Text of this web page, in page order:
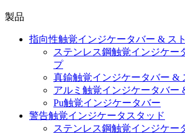
製品
指向性触覚インジケータバー & ス
ステンレス鋼触覚インジケー
プ
真鍮触覚インジケータバー &
アルミ触覚インジケータバー
Pu触覚インジケータバー
警告触覚インジケータスタッド
ステンレス鋼触覚インジケー